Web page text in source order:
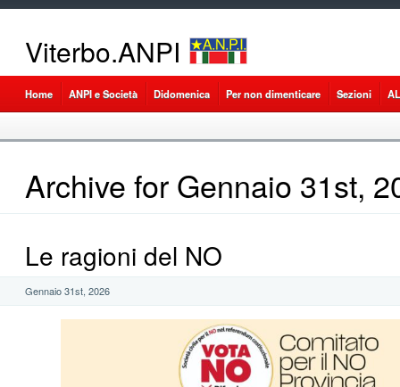
Viterbo.ANPI
Home ANPI e Società Didomenica Per non dimenticare Sezioni
Archive for Gennaio 31st,
Le ragioni del NO
Gennaio 31st, 2026